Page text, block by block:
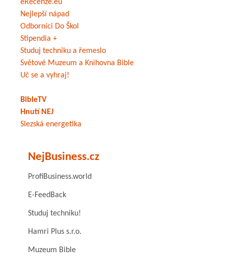
eRecenze.eu
Nejlepší nápad
Odborníci Do Škol
Stipendia +
Studuj techniku a řemeslo
Světové Muzeum a Knihovna Bible
Uč se a vyhraj!
BibleTV
Hnutí NEJ
Slezská energetika
NejBusiness.cz
ProfiBusiness.world
E-FeedBack
Studuj techniku!
Hamri Plus s.r.o.
Muzeum Bible